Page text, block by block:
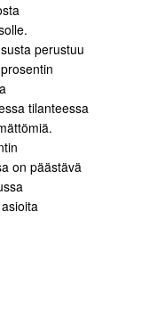
perustuu
tilanteessa
on päästävä